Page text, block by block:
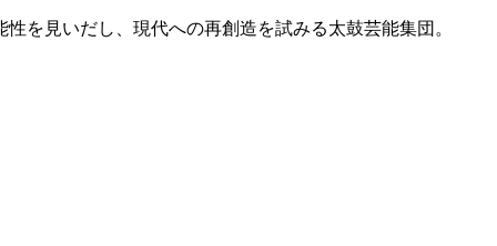
を見いだし、現代への再創造を試みる太鼓芸能集団。